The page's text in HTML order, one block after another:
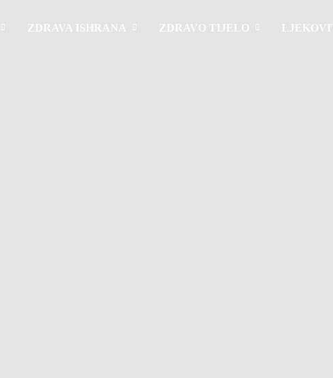
ZDRAVA ISHRANA ZDRAVO TIJELO